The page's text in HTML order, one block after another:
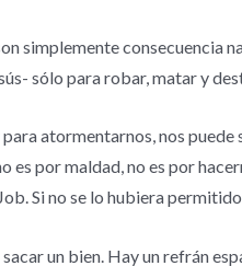
simplemente consecuencia
sólo para robar, matar y
atormentarnos, nos
es por maldad, no es por
Si no se lo hubiera
un bien. Hay un refrán